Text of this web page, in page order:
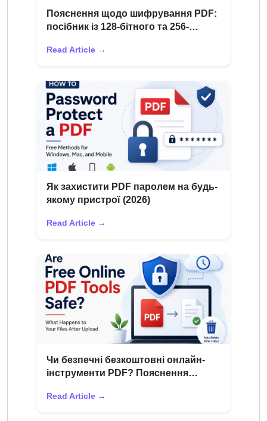
Пояснення щодо шифрування PDF:
посібник із 128-бітного та 256-
Read Article →
Як захистити PDF паролем на будь-
якому пристрої (2026)
Read Article →
Чи безпечні безкоштовні онлайн-
інструменти PDF? Пояснення
Read Article →